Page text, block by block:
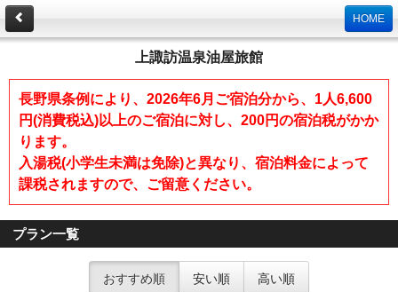
HOME
上諏訪温泉油屋旅館
長野県条例により、2026年6月ご宿泊分から、1人6,600
円(消費税込)以上のご宿泊に対し、200円の宿泊税がかか
ります。
入湯税(小学生未満は免除)と異なり、宿泊料金によって
課税されますので、ご留意ください。
プラン一覧
おすすめ順 安い順 高い順